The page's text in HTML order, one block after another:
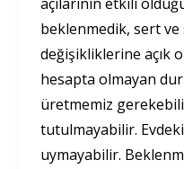
beklenmedik, sert ve
değişikliklerine açık
hesapta olmayan
üretmemiz
tutulmayabilir.
uymayabilir.